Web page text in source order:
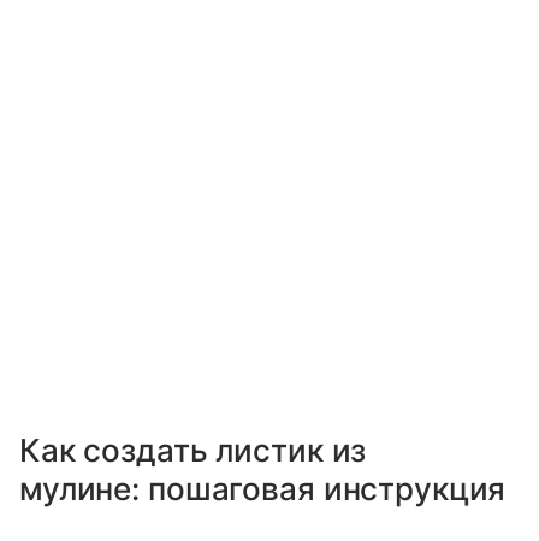
Как создать листик из
мулине: пошаговая инструкция